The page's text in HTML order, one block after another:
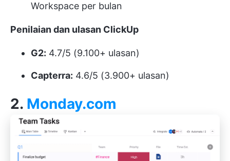
Workspace per bulan
Penilaian dan ulasan ClickUp
G2: 4.7/5 (9.100+ ulasan)
Capterra: 4.6/5 (3.900+ ulasan)
2. Monday.com